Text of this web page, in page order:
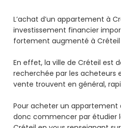
L’achat d’un appartement à
investissement financier
fortement augmenté à Créteil
En effet, la ville de Créteil est
recherchée par les acheteurs
vente trouvent en général,
Pour acheter un appartement
donc commencer par étudier